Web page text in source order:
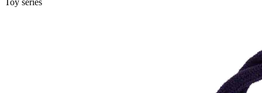
Toy series